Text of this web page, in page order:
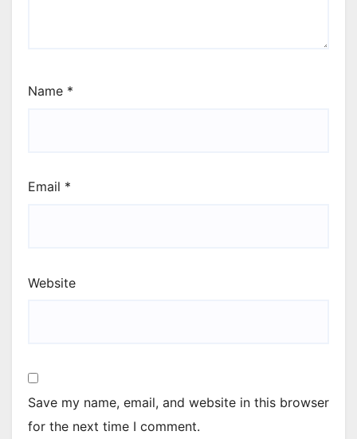
Name *
Email *
Website
Save my name, email, and website in this browser
for the next time I comment.